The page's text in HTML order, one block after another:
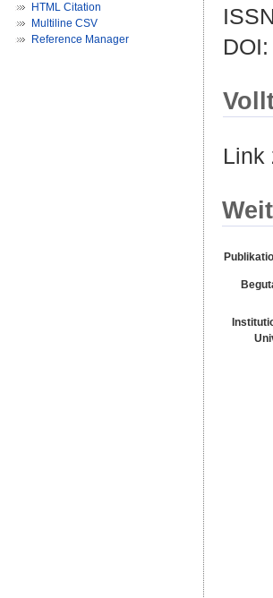
HTML Citation
Multiline CSV
Reference Manager
DOI:
Link